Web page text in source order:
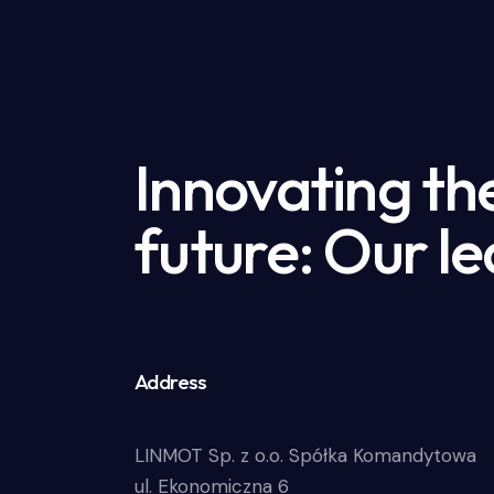
Innovating
future: Our
Address
LINMOT Sp. z o.o. Spółka Komandytowa
ul. Ekonomiczna 6